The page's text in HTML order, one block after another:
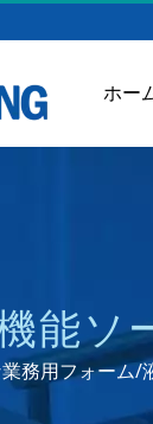
ホー
能ソ
務用フォーム/